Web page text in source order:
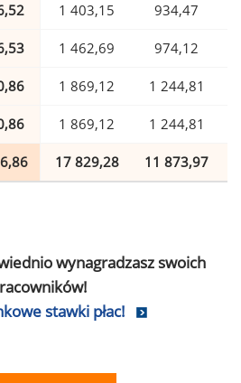
1 403,15 934,47
1 462,69 974,12
1 869,12 1 244,81
1 869,12 1 244,81
17 829,28 11 873,97
wynagradzasz swoich
stawki płac!